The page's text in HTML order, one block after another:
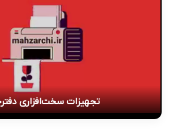
تجهیزات سخت‌افزاری